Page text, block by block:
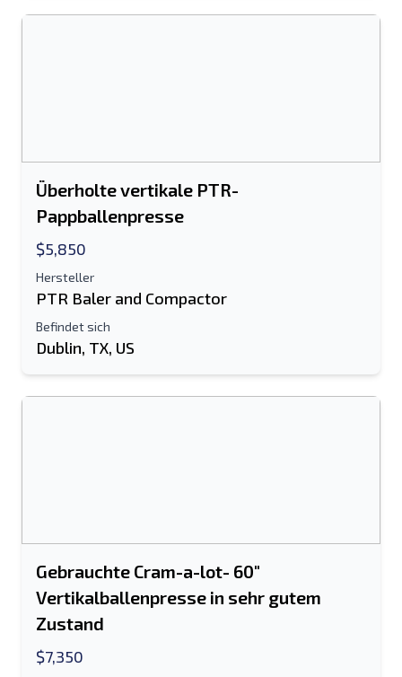
Überholte vertikale PTR-
Pappballenpresse
$5,850
Hersteller
PTR Baler and Compactor
Befindet sich
Dublin, TX, US
Gebrauchte Cram-a-lot- 60"
Vertikalballenpresse in sehr gutem
Zustand
$7,350